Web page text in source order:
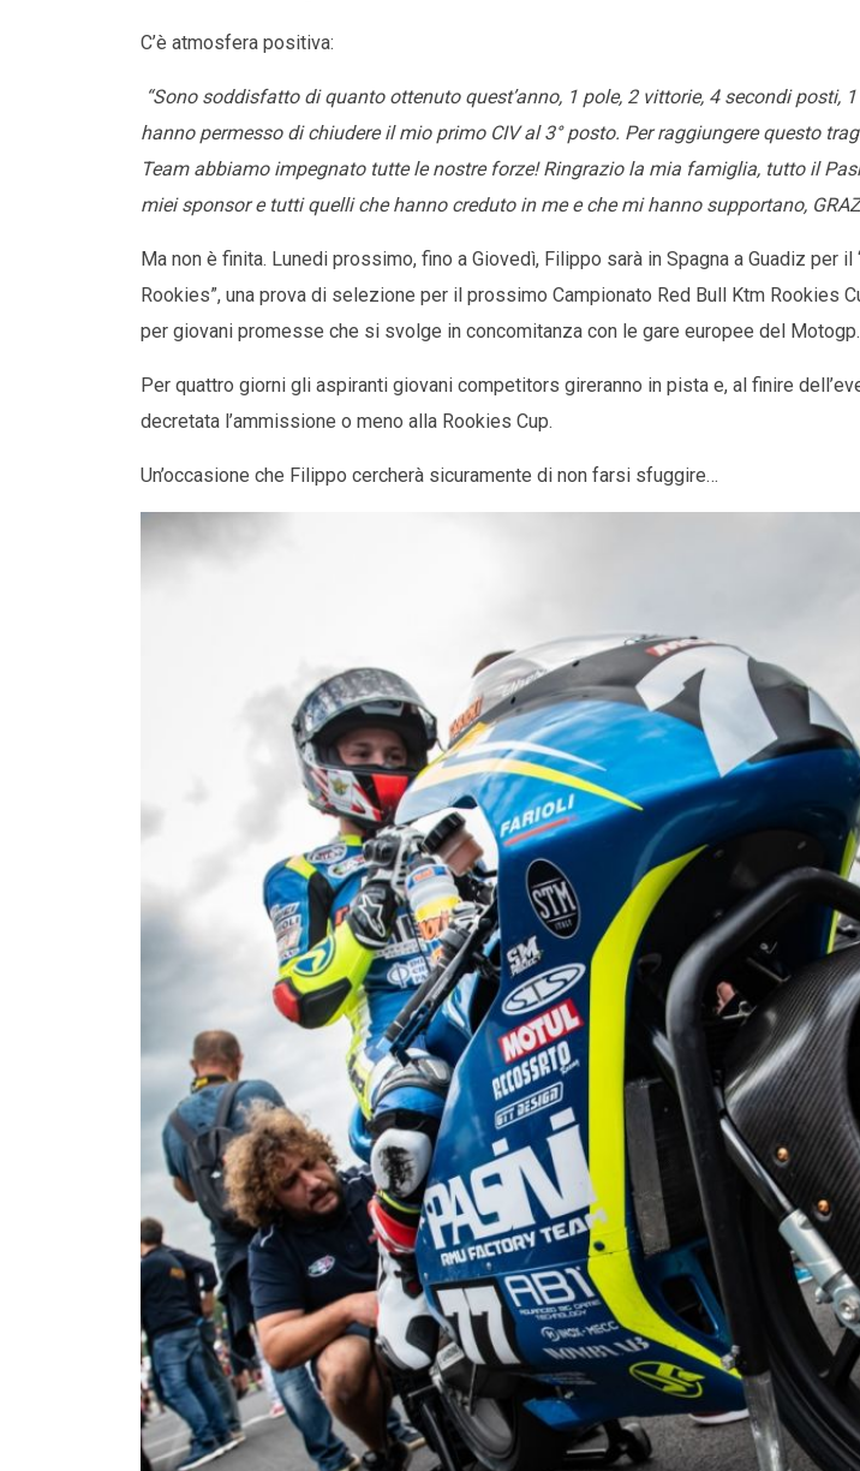
C’è atmosfera positiva:
“Sono soddisfatto di quanto ottenuto quest’anno, 1 pole, 2 vittorie, 4 secondi posti,
hanno permesso di chiudere il mio primo CIV al 3° posto. Per raggiungere questo
Team abbiamo impegnato tutte le nostre forze! Ringrazio la mia famiglia, tutto il
miei sponsor e tutti quelli che hanno creduto in me e che mi hanno supportano,
Ma non è finita. Lunedi prossimo, fino a Giovedì, Filippo sarà in Spagna a Guadiz per il
Rookies”, una prova di selezione per il prossimo Campionato Red Bull Ktm Rookies
per giovani promesse che si svolge in concomitanza con le gare europee del Motogp.
Per quattro giorni gli aspiranti giovani competitors gireranno in pista e, al finire
decretata l’ammissione o meno alla Rookies Cup.
Un’occasione che Filippo cercherà sicuramente di non farsi sfuggire…